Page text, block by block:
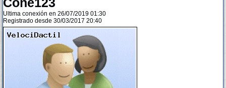
Ultima conexión en 26/07/2019 01:30
Registrado desde 30/03/2017 20:40